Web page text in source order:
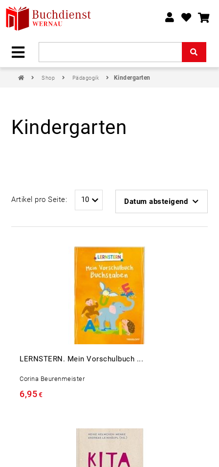
Shop Pädagogik Kindergarten
Kindergarten
Artikel pro Seite: Datum absteigend
LERNSTERN. Mein Vorschulbuch ...
Corina Beurenmeister
6,95€